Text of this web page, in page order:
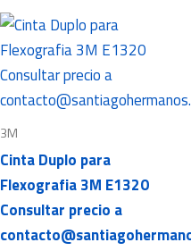
3M
Cinta Duplo para
Flexografia 3M E1320
Consultar precio a